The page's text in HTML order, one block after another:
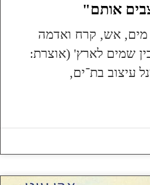
אותם"
אש, קרח ואדמה
שמים לארץ' (אוצרת:
עיצוב בת־ים,